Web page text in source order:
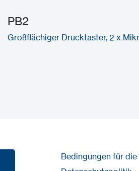
PB2
Großflächiger Drucktaster, 2 x
Bedingungen für die